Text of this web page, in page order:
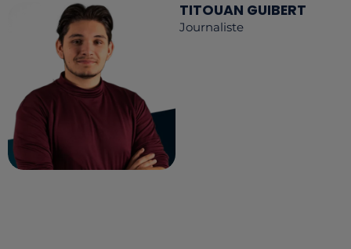
TITOUAN GUIBERT
Journaliste